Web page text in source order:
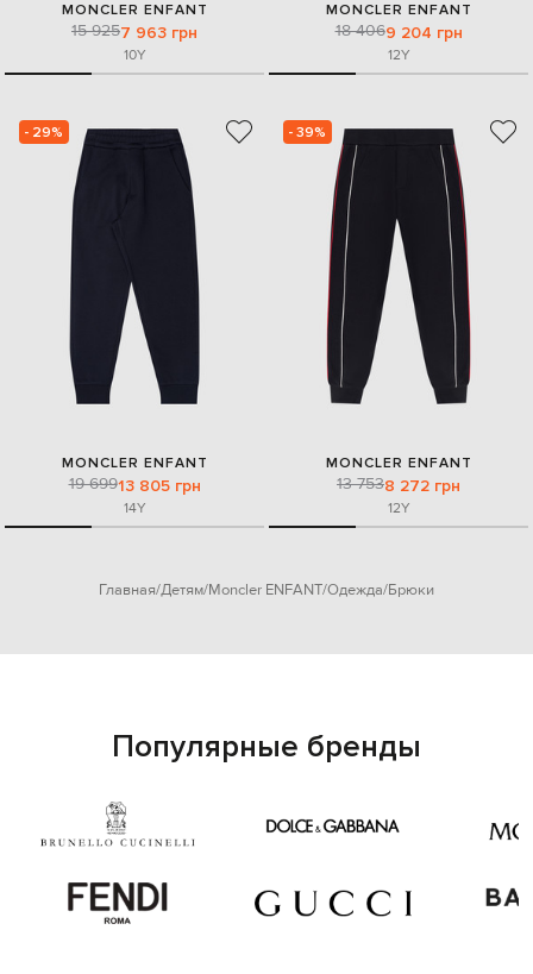
MONCLER ENFANT
15 9257 963 грн
10Y
MONCLER ENFANT
18 4069 204 грн
12Y
- 29%
MONCLER ENFANT
19 69913 805 грн
14Y
- 39%
MONCLER ENFANT
13 7538 272 грн
12Y
Главная Детям Moncler ENFANT Одежда Брюки
Популярные бренды